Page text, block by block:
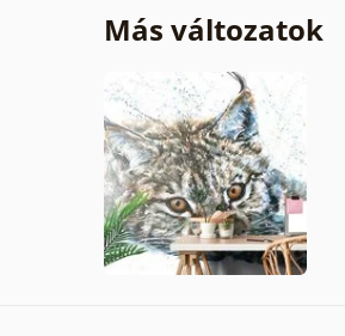
Más változatok